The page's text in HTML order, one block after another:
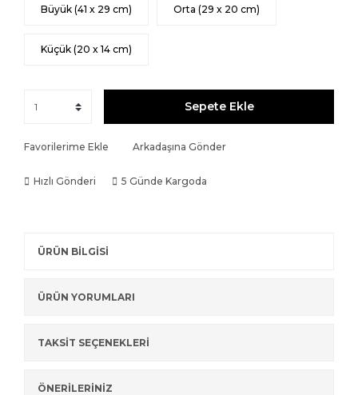
Büyük (41 x 29 cm) Orta (29 x 20 cm)
Küçük (20 x 14 cm)
Sepete Ekle
Favorilerime Ekle Arkadaşına Gönder
Hızlı Gönderi 5 Günde Kargoda
ÜRÜN BİLGİSİ
ÜRÜN YORUMLARI
TAKSİT SEÇENEKLERİ
ÖNERİLERİNİZ